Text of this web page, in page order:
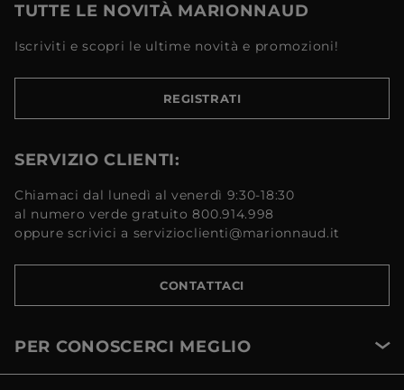
TUTTE LE NOVITÀ MARIONNAUD
Iscriviti e scopri le ultime novità e promozioni!
REGISTRATI
SERVIZIO CLIENTI:
Chiamaci dal lunedì al venerdì 9:30-18:30
al numero verde gratuito 800.914.998
oppure scrivici a servizioclienti@marionnaud.it
CONTATTACI
PER CONOSCERCI MEGLIO